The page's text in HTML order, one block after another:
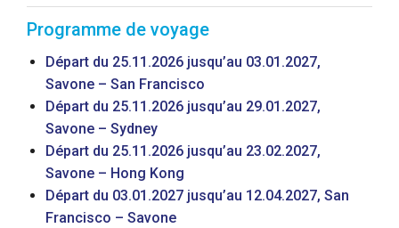
Programme de voyage
Départ du 25.11.2026 jusqu’au 03.01.2027,
Savone – San Francisco
Départ du 25.11.2026 jusqu’au 29.01.2027,
Savone – Sydney
Départ du 25.11.2026 jusqu’au 23.02.2027,
Savone – Hong Kong
Départ du 03.01.2027 jusqu’au 12.04.2027, San
Francisco – Savone